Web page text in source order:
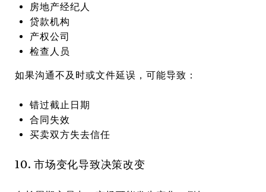
房地产经纪人
贷款机构
产权公司
检查人员
如果沟通不及时或文件延误，可能导致：
错过截止日期
合同失效
买卖双方失去信任
10. 市场变化导致决策改变